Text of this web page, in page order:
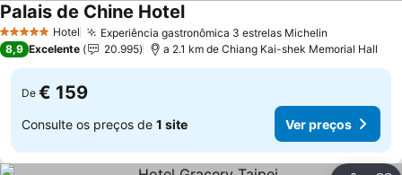
5 Estrelas Hotel Experiência gastronômica 3 estrelas Michelin
Palais de Chine HotelVer preços
8,9 Excelente 20.995 a 2.1 km de Chiang Kai-shek Memorial Hall
De € 159
Consulte os preços de 1 site Ver preços